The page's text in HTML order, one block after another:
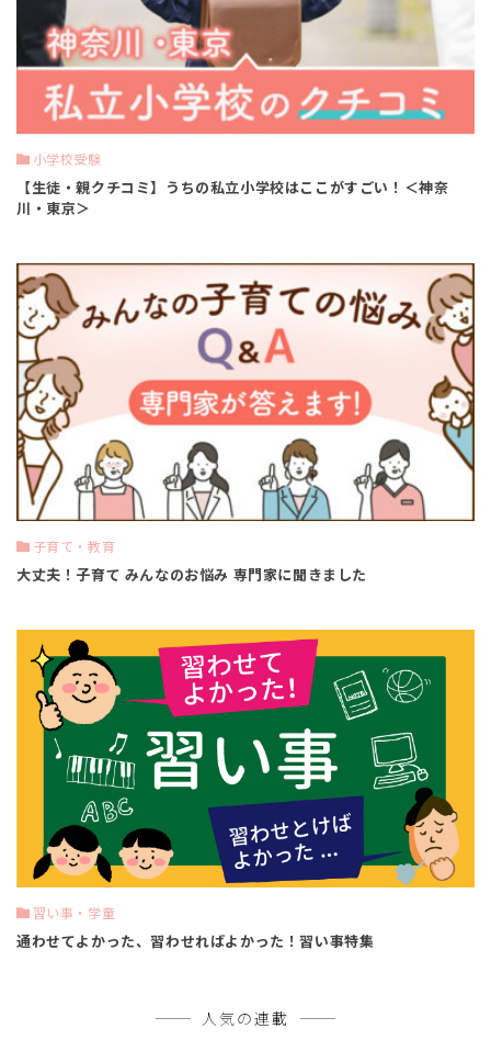
小学校受験
【生徒・親クチコミ】うちの私立小学校はここがすごい！＜神奈
川・東京＞
子育て・教育
大丈夫！子育て みんなのお悩み 専門家に聞きました
習い事・学童
通わせてよかった、習わせればよかった！習い事特集
人気の連載